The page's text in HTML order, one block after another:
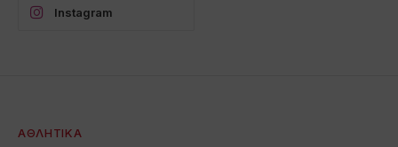
Instagram
ΑΘΛΗΤΙΚΆ